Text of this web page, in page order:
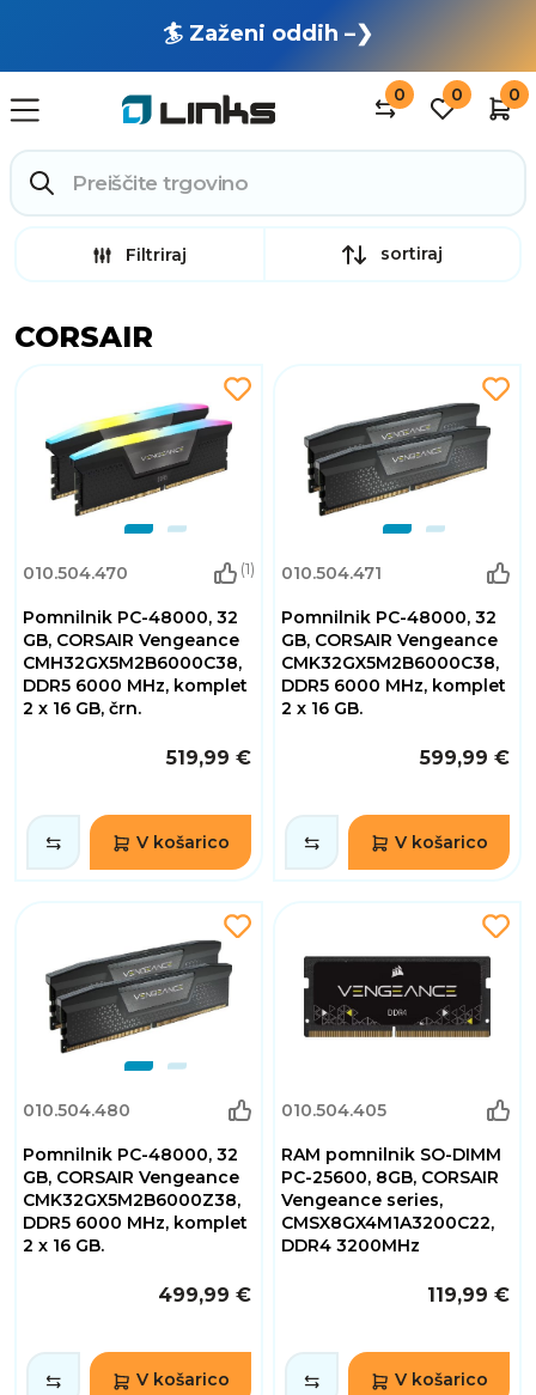
🏄 Zaženi oddih –❯
0 0 0
Filtriraj sortiraj
CORSAIR
010.504.470 (1)
Pomnilnik PC-48000, 32
GB, CORSAIR Vengeance
CMH32GX5M2B6000C38,
DDR5 6000 MHz, komplet
2 x 16 GB, črn.
519,99 €
V košarico
010.504.471
Pomnilnik PC-48000, 32
GB, CORSAIR Vengeance
CMK32GX5M2B6000C38,
DDR5 6000 MHz, komplet
2 x 16 GB.
599,99 €
V košarico
010.504.480
Pomnilnik PC-48000, 32
GB, CORSAIR Vengeance
CMK32GX5M2B6000Z38,
DDR5 6000 MHz, komplet
2 x 16 GB.
499,99 €
V košarico
010.504.405
RAM pomnilnik SO-DIMM
PC-25600, 8GB, CORSAIR
Vengeance series,
CMSX8GX4M1A3200C22,
DDR4 3200MHz
119,99 €
V košarico